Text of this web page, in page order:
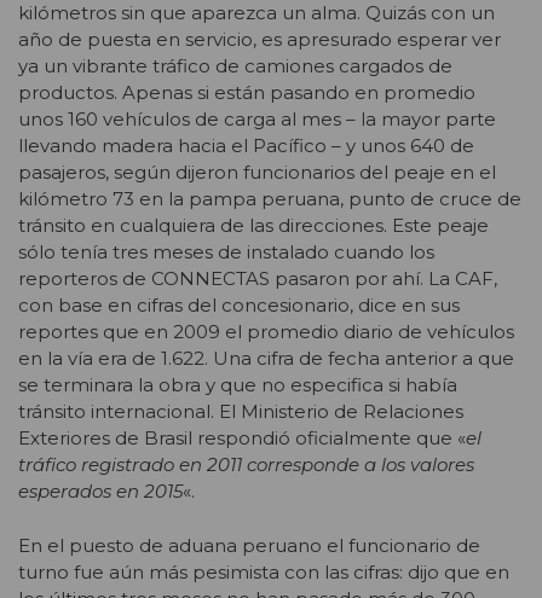
kilómetros sin que aparezca un alma. Quizás con un
año de puesta en servicio, es apresurado esperar ver
ya un vibrante tráfico de camiones cargados de
productos. Apenas si están pasando en promedio
unos 160 vehículos de carga al mes – la mayor parte
llevando madera hacia el Pacífico – y unos 640 de
pasajeros, según dijeron funcionarios del peaje en el
kilómetro 73 en la pampa peruana, punto de cruce de
tránsito en cualquiera de las direcciones. Este peaje
sólo tenía tres meses de instalado cuando los
reporteros de CONNECTAS pasaron por ahí. La CAF,
con base en cifras del concesionario, dice en sus
reportes que en 2009 el promedio diario de vehículos
en la vía era de 1.622. Una cifra de fecha anterior a que
se terminara la obra y que no especifica si había
tránsito internacional. El Ministerio de Relaciones
Exteriores de Brasil respondió oficialmente que «el
tráfico registrado en 2011 corresponde a los valores
esperados en 2015«.
En el puesto de aduana peruano el funcionario de
turno fue aún más pesimista con las cifras: dijo que en